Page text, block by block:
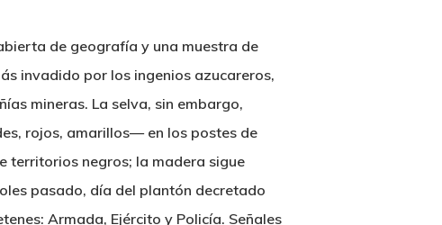
de geografía y una muestra de
invadido por los ingenios azucareros,
mineras. La selva, sin embargo,
rojos, amarillos— en los postes de
territorios negros; la madera sigue
pasado, día del plantón decretado
Armada, Ejército y Policía. Señales